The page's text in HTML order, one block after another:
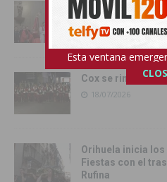
La tradición toma
multitudinario
19/07/2026
Cox se rinde al
18/07/2026
Orihuela inicia
Fiestas con el
Rufina
Esta ventana